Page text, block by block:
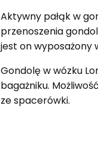
Aktywny pałąk w
przenoszenia
jest on wyposażony
Gondolę w wózku
bagażniku.
ze spacerówki.